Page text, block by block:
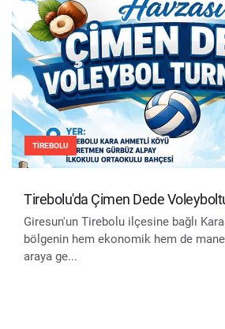
TIREBOLU
Tirebolu'da Çimen Dede
Giresun'un Tirebolu ilçesine bağlı
bölgenin hem ekonomik hem de
araya ge...